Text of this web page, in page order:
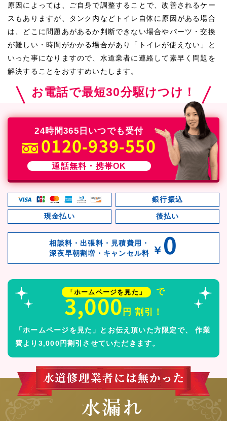
原因によっては、ご自身で調整することで、改善されるケー
スもありますが、タンク内などトイレ自体に原因がある場合
は、どこに問題あがあるか判断できない場合やパーツ・交換
が難しい・時間がかかる場合があり「トイレが使えない」と
いった事になりますので、水道業者に連絡して素早く問題を
解決することをおすすめいたします。
お電話で最短30分駆けつけ！
24時間365日いつでも受付
0120-939-550
通話無料・携帯OK
現金払い
銀行振込
後払い
相談料・出張料・見積費用・
深夜早朝割増・キャンセル料
￥ 0
「ホームページを見た」 で
3,000 円 割引！
「ホームページを見た」とお伝え頂いた方限定で、
作業
費より3,000円割引させていただきます。